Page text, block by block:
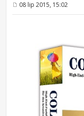
o
08 lip 2015, 15:02